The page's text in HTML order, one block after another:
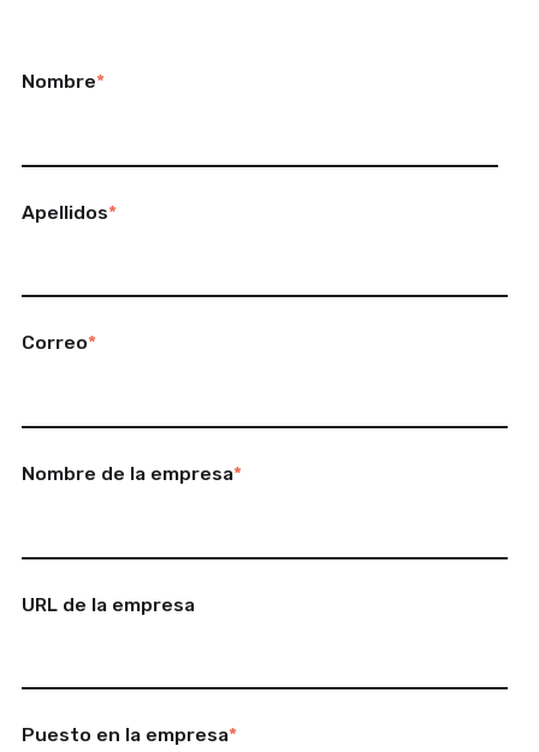
Nombre*
Apellidos*
Correo*
Nombre de la empresa*
URL de la empresa
Puesto en la empresa*